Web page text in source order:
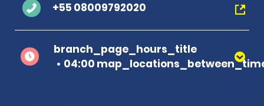
+55 08009792020
branch_page_hours_title
04:00